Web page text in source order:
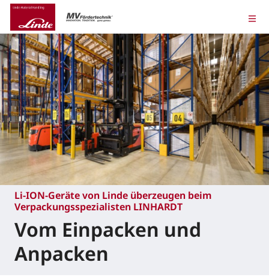
Li-ION-Geräte von Linde überzeugen beim
Verpackungsspezialisten LINHARDT
Vom Einpacken und
Anpacken